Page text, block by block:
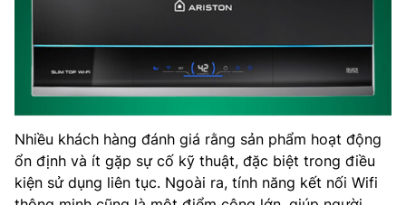
Nhiều khách hàng đánh giá rằng sản phẩm hoạt động
ổn định và ít gặp sự cố kỹ thuật, đặc biệt trong điều
kiện sử dụng liên tục. Ngoài ra, tính năng kết nối Wifi